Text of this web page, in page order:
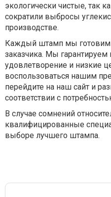
экологически чистые, так
сократили выбросы
производстве.
Каждый штамп мы готовим
заказчика. Мы гарантируем
удовлетворение и низкие
воспользоваться нашим
перейдите на наш сайт и
соответствии с
В случае сомнений
квалифицированные
выборе лучшего штампа.